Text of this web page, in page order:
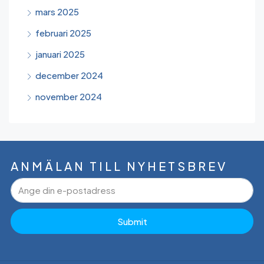
mars 2025
februari 2025
januari 2025
december 2024
november 2024
ANMÄLAN TILL NYHETSBREV
Submit